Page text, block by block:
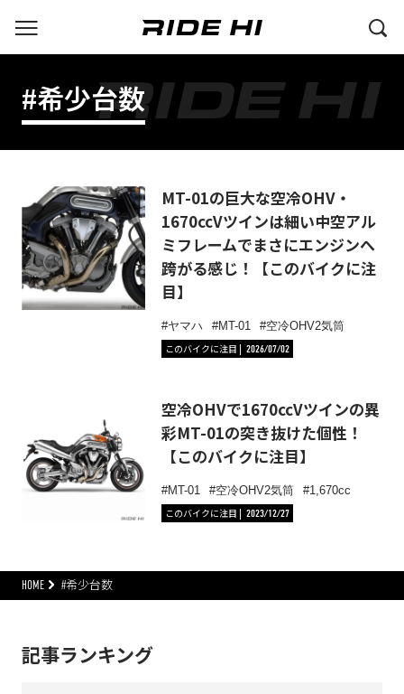
#希少台数
MT-01の巨大な空冷OHV・
1670ccVツインは細い中空アル
ミフレームでまさにエンジンへ
跨がる感じ！【このバイクに注
目】
ヤマハ MT-01
空冷OHV2気筒
このバイクに注目
2026/07/02
空冷OHVで1670ccVツインの異
彩MT-01の突き抜けた個性！
【このバイクに注目】
MT-01 空冷OHV2気筒
1,670cc
このバイクに注目
2023/12/27
HOME #希少台数
記事ランキング